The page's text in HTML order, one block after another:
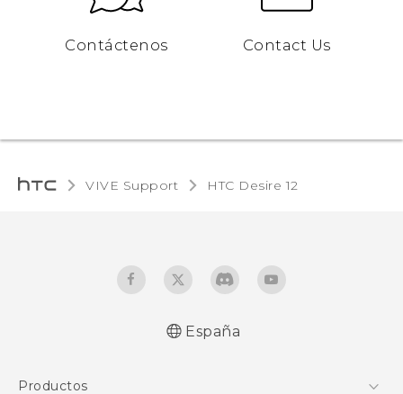
Contáctenos Contact Us
VIVE Support HTC Desire 12‎
España
Productos